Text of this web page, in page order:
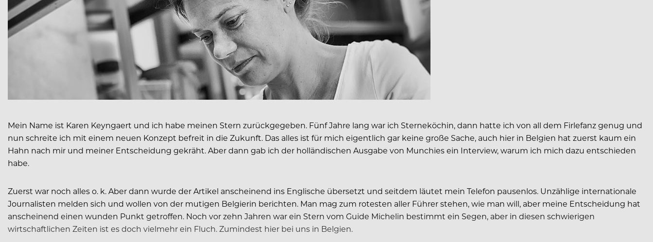
Mein Name ist Karen Keyngaert und ich habe meinen Stern zurückgegeben. Fünf Jahre lang war ich Sterneköchin, dann hatte ich von all dem Firlefanz genug und
nun schreite ich mit einem neuen Konzept befreit in die Zukunft. Das alles ist für mich eigentlich gar keine große Sache, auch hier in Belgien hat zuerst kaum ein
Hahn nach mir und meiner Entscheidung gekräht. Aber dann gab ich der holländischen Ausgabe von Munchies ein Interview, warum ich mich dazu entschieden
habe.
Zuerst war noch alles o. k. Aber dann wurde der Artikel anscheinend ins Englische übersetzt und seitdem läutet mein Telefon pausenlos. Unzählige internationale
Journalisten melden sich und wollen von der mutigen Belgierin berichten. Man mag zum rotesten aller Führer stehen, wie man will, aber meine Entscheidung hat
anscheinend einen wunden Punkt getroffen. Noch vor zehn Jahren war ein Stern vom Guide Michelin bestimmt ein Segen, aber in diesen schwierigen
wirtschaftlichen Zeiten ist es doch vielmehr ein Fluch. Zumindest hier bei uns in Belgien.